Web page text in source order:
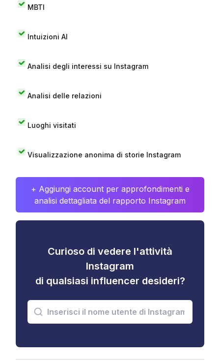
MBTI
Intuizioni AI
Analisi degli interessi su Instagram
Analisi delle relazioni
Luoghi visitati
Visualizzazione anonima di storie Instagram
+ Aggiungi account per approfondimenti e
analisi dettagliata del rapporto Instagram
Curioso di vedere l'attività
Instagram
di qualsiasi influencer desideri?